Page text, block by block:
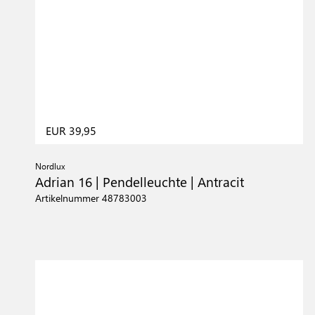
EUR 39,95
Nordlux
Adrian 16 | Pendelleuchte | Antracit
Artikelnummer 48783003